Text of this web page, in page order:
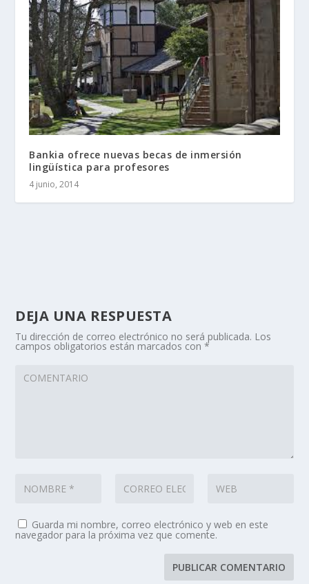
Bankia ofrece nuevas becas de inmersión
lingüística para profesores
4 junio, 2014
DEJA UNA RESPUESTA
Tu dirección de correo electrónico no será publicada. Los
campos obligatorios están marcados con*
Guarda mi nombre, correo electrónico y web en este
navegador para la próxima vez que comente.